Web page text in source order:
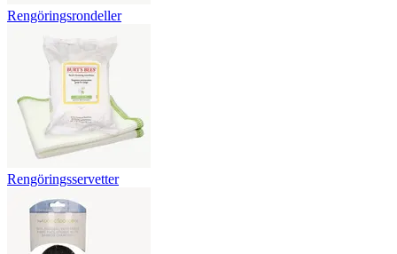
Rengöringsrondeller
Rengöringsservetter